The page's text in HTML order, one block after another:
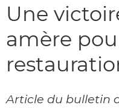
Une
amère
Article du bulletin